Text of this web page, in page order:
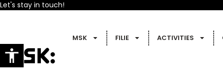
Let's stay in touch!
MSK FILIE ACTIVITIES